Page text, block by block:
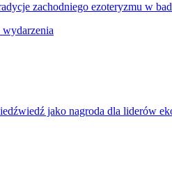
zachodniego ezoteryzmu w
jako nagroda dla liderów